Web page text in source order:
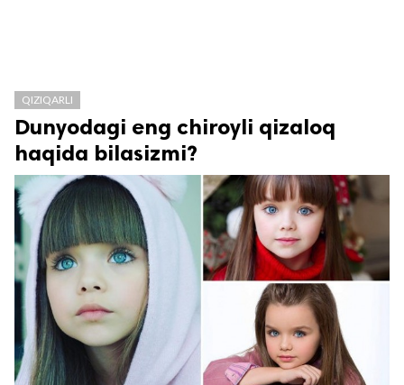
QIZIQARLI
Dunyodagi eng chiroyli qizaloq
haqida bilasizmi?